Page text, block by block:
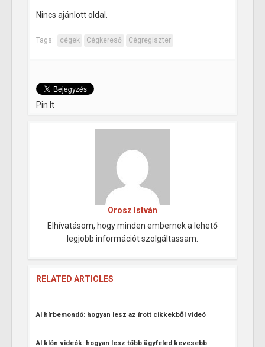
Nincs ajánlott oldal.
Tags: cégek Cégkereső Cégregiszter
Pin It
Orosz István
Elhívatásom, hogy minden embernek a lehető
legjobb információt szolgáltassam.
RELATED ARTICLES
AI hírbemondó: hogyan lesz az írott cikkekből videó
AI klón videók: hogyan lesz több ügyfeled kevesebb